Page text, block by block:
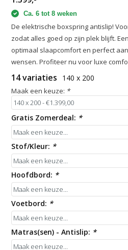
Ca. 6 tot 8 weken
De elektrische boxspring antislip!
zodat alles goed op zijn plek blijft.
optimaal slaapcomfort en perfect
wensen. Profiteer nu voor luxe
14 variaties 140 x 200
Maak een keuze: *
Gratis Zomerdeal: *
Stof/Kleur: *
Hoofdbord: *
Voetbord: *
Matras(sen) - Antislip: *